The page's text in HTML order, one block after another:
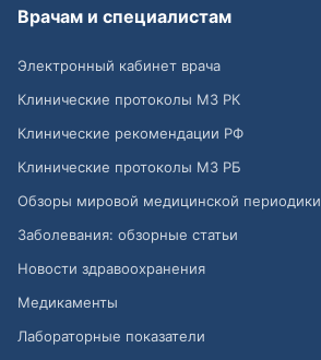
Врачам и специалистам
Электронный кабинет врача
Клинические протоколы МЗ РК
Клинические рекомендации РФ
Клинические протоколы МЗ РБ
Обзоры мировой медицинской периодики
Заболевания: обзорные статьи
Новости здравоохранения
Медикаменты
Лабораторные показатели